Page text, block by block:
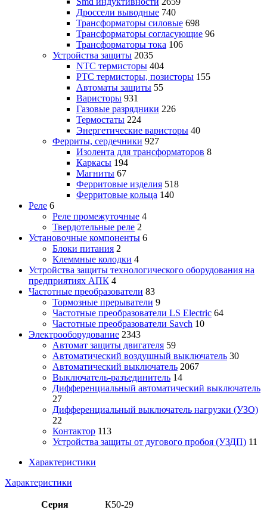
Дроссели выводные 740
Трансформаторы силовые 698
Трансформаторы согласующие 96
Трансформаторы тока 106
Устройства защиты 2035
NTC термисторы 404
PTC термисторы, позисторы 155
Автоматы защиты 55
Варисторы 931
Газовые разрядники 226
Термостаты 224
Энергетические варисторы 40
Ферриты, сердечники 927
Изолента для трансформаторов 8
Каркасы 194
Магниты 67
Ферритовые изделия 518
Ферритовые кольца 140
Реле 6
Реле промежуточные 4
Твердотельные реле 2
Установочные компоненты 6
Блоки питания 2
Клеммные колодки 4
Устройства защиты технологического оборудования на
предприятиях АПК 4
Частотные преобразователи 83
Тормозные прерыватели 9
Частотные преобразователи LS Electric 64
Частотные преобразователи Savch 10
Электрооборудование 2343
Автомат защиты двигателя 59
Автоматический воздушный выключатель 30
Автоматический выключатель 2067
Выключатель-разъединитель 14
Дифференциальный автоматический выключатель
27
Дифференциальный выключатель нагрузки (УЗО)
22
Контактор 113
Устройства защиты от дугового пробоя (УЗДП) 11
Характеристики
Характеристики
Серия К50-29